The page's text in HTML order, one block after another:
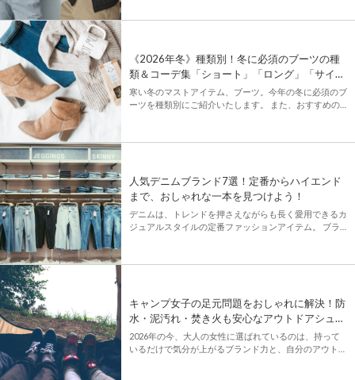
見えする名品まで […]
《2026年冬》種類別！冬に必須のブーツの種
類＆コーデ集「ショート」「ロング」「サイド
ゴア」「白ブーツ」「ムートン」
寒い冬のマストアイテム、ブーツ。今年の冬に必須のブ
ーツを種類別にご紹介いたします。 また、おすすめの
[…]
人気デニムブランド7選！定番からハイエンド
まで、おしゃれな一本を見つけよう！
デニムは、トレンドを押さえながらも長く愛用できるカ
ジュアルスタイルの定番ファッションアイテム。 ブラ
今回は、日本＆海外 […]
キャンプ女子の足元問題をおしゃれに解決！防
水・泥汚れ・焚き火も安心なアウトドアシュー
ズ特集
2026年の今、大人の女性に選ばれているのは、持って
いるだけで気分が上がるブランド力と、自分のアウトド